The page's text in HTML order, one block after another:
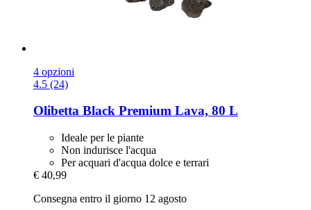
4 opzioni
4.5 (24)
Olibetta Black Premium Lava, 80 L
Ideale per le piante
Non indurisce l'acqua
Per acquari d'acqua dolce e terrari
€ 40,99
Consegna entro il giorno 12 agosto